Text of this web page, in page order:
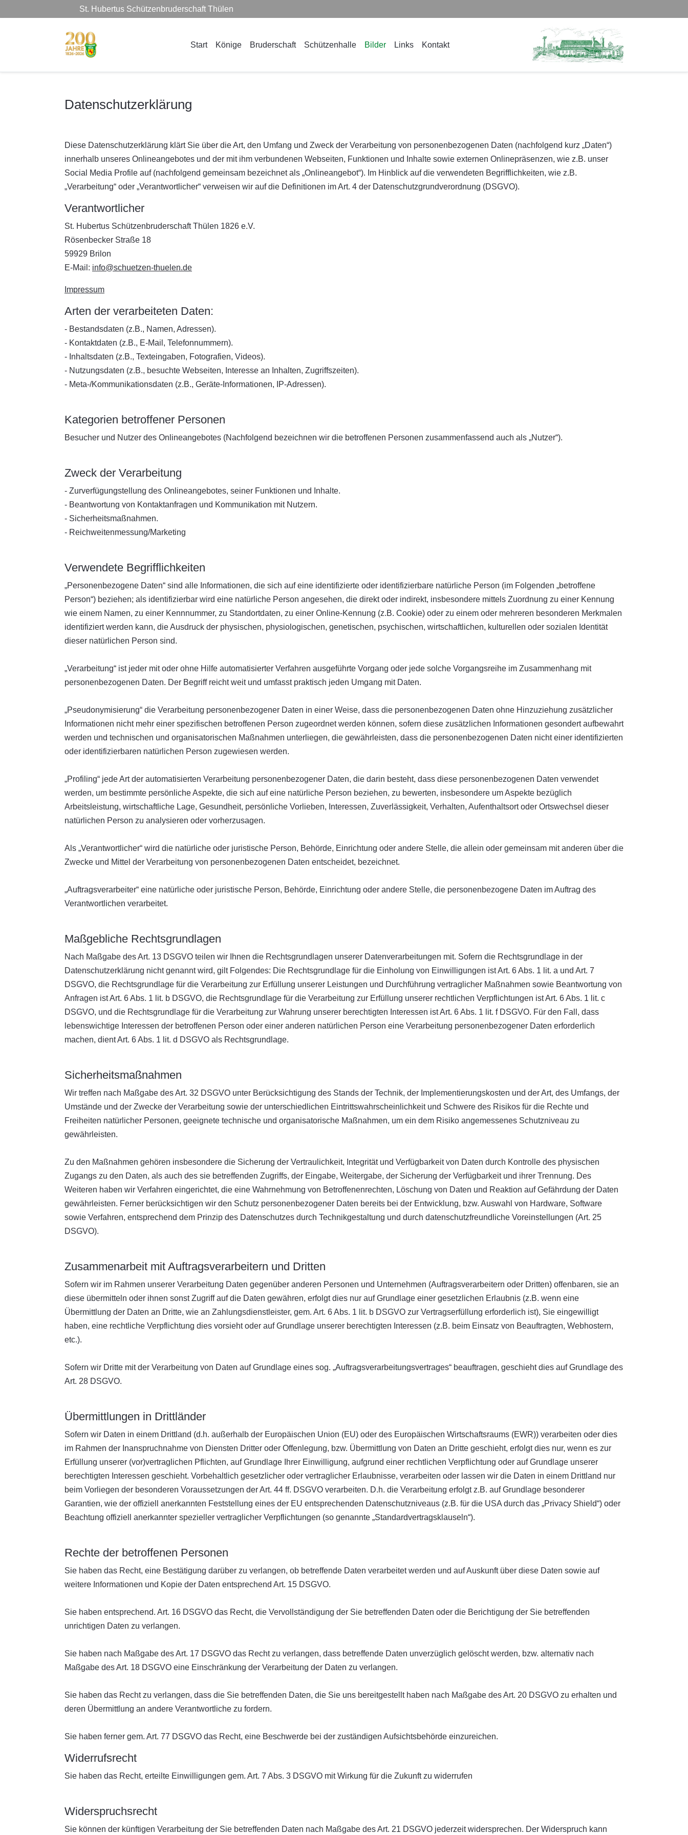
St. Hubertus Schützenbruderschaft Thülen
Start Könige Bruderschaft Schützenhalle Bilder Links Kontakt
Datenschutzerklärung
Diese Datenschutzerklärung klärt Sie über die Art, den Umfang und Zweck der Verarbeitung von personenbezogenen Daten (nachfolgend kurz „Daten“)
innerhalb unseres Onlineangebotes und der mit ihm verbundenen Webseiten, Funktionen und Inhalte sowie externen Onlinepräsenzen, wie z.B. unser
Social Media Profile auf (nachfolgend gemeinsam bezeichnet als „Onlineangebot“). Im Hinblick auf die verwendeten Begrifflichkeiten, wie z.B.
„Verarbeitung“ oder „Verantwortlicher“ verweisen wir auf die Definitionen im Art. 4 der Datenschutzgrundverordnung (DSGVO).
Verantwortlicher
St. Hubertus Schützenbruderschaft Thülen 1826 e.V.
Rösenbecker Straße 18
59929 Brilon
E-Mail: info@schuetzen-thuelen.de
Impressum
Arten der verarbeiteten Daten:
- Bestandsdaten (z.B., Namen, Adressen).
- Kontaktdaten (z.B., E-Mail, Telefonnummern).
- Inhaltsdaten (z.B., Texteingaben, Fotografien, Videos).
- Nutzungsdaten (z.B., besuchte Webseiten, Interesse an Inhalten, Zugriffszeiten).
- Meta-/Kommunikationsdaten (z.B., Geräte-Informationen, IP-Adressen).
Kategorien betroffener Personen
Besucher und Nutzer des Onlineangebotes (Nachfolgend bezeichnen wir die betroffenen Personen zusammenfassend auch als „Nutzer“).
Zweck der Verarbeitung
- Zurverfügungstellung des Onlineangebotes, seiner Funktionen und Inhalte.
- Beantwortung von Kontaktanfragen und Kommunikation mit Nutzern.
- Sicherheitsmaßnahmen.
- Reichweitenmessung/Marketing
Verwendete Begrifflichkeiten
„Personenbezogene Daten“ sind alle Informationen, die sich auf eine identifizierte oder identifizierbare natürliche Person (im Folgenden „betroffene
Person“) beziehen; als identifizierbar wird eine natürliche Person angesehen, die direkt oder indirekt, insbesondere mittels Zuordnung zu einer Kennung
wie einem Namen, zu einer Kennnummer, zu Standortdaten, zu einer Online-Kennung (z.B. Cookie) oder zu einem oder mehreren besonderen Merkmalen
identifiziert werden kann, die Ausdruck der physischen, physiologischen, genetischen, psychischen, wirtschaftlichen, kulturellen oder sozialen Identität
dieser natürlichen Person sind.
„Verarbeitung“ ist jeder mit oder ohne Hilfe automatisierter Verfahren ausgeführte Vorgang oder jede solche Vorgangsreihe im Zusammenhang mit
personenbezogenen Daten. Der Begriff reicht weit und umfasst praktisch jeden Umgang mit Daten.
„Pseudonymisierung“ die Verarbeitung personenbezogener Daten in einer Weise, dass die personenbezogenen Daten ohne Hinzuziehung zusätzlicher
Informationen nicht mehr einer spezifischen betroffenen Person zugeordnet werden können, sofern diese zusätzlichen Informationen gesondert aufbewahrt
werden und technischen und organisatorischen Maßnahmen unterliegen, die gewährleisten, dass die personenbezogenen Daten nicht einer identifizierten
oder identifizierbaren natürlichen Person zugewiesen werden.
„Profiling“ jede Art der automatisierten Verarbeitung personenbezogener Daten, die darin besteht, dass diese personenbezogenen Daten verwendet
werden, um bestimmte persönliche Aspekte, die sich auf eine natürliche Person beziehen, zu bewerten, insbesondere um Aspekte bezüglich
Arbeitsleistung, wirtschaftliche Lage, Gesundheit, persönliche Vorlieben, Interessen, Zuverlässigkeit, Verhalten, Aufenthaltsort oder Ortswechsel dieser
natürlichen Person zu analysieren oder vorherzusagen.
Als „Verantwortlicher“ wird die natürliche oder juristische Person, Behörde, Einrichtung oder andere Stelle, die allein oder gemeinsam mit anderen über die
Zwecke und Mittel der Verarbeitung von personenbezogenen Daten entscheidet, bezeichnet.
„Auftragsverarbeiter“ eine natürliche oder juristische Person, Behörde, Einrichtung oder andere Stelle, die personenbezogene Daten im Auftrag des
Verantwortlichen verarbeitet.
Maßgebliche Rechtsgrundlagen
Nach Maßgabe des Art. 13 DSGVO teilen wir Ihnen die Rechtsgrundlagen unserer Datenverarbeitungen mit. Sofern die Rechtsgrundlage in der
Datenschutzerklärung nicht genannt wird, gilt Folgendes: Die Rechtsgrundlage für die Einholung von Einwilligungen ist Art. 6 Abs. 1 lit. a und Art. 7
DSGVO, die Rechtsgrundlage für die Verarbeitung zur Erfüllung unserer Leistungen und Durchführung vertraglicher Maßnahmen sowie Beantwortung von
Anfragen ist Art. 6 Abs. 1 lit. b DSGVO, die Rechtsgrundlage für die Verarbeitung zur Erfüllung unserer rechtlichen Verpflichtungen ist Art. 6 Abs. 1 lit. c
DSGVO, und die Rechtsgrundlage für die Verarbeitung zur Wahrung unserer berechtigten Interessen ist Art. 6 Abs. 1 lit. f DSGVO. Für den Fall, dass
lebenswichtige Interessen der betroffenen Person oder einer anderen natürlichen Person eine Verarbeitung personenbezogener Daten erforderlich
machen, dient Art. 6 Abs. 1 lit. d DSGVO als Rechtsgrundlage.
Sicherheitsmaßnahmen
Wir treffen nach Maßgabe des Art. 32 DSGVO unter Berücksichtigung des Stands der Technik, der Implementierungskosten und der Art, des Umfangs, der
Umstände und der Zwecke der Verarbeitung sowie der unterschiedlichen Eintrittswahrscheinlichkeit und Schwere des Risikos für die Rechte und
Freiheiten natürlicher Personen, geeignete technische und organisatorische Maßnahmen, um ein dem Risiko angemessenes Schutzniveau zu
gewährleisten.
Zu den Maßnahmen gehören insbesondere die Sicherung der Vertraulichkeit, Integrität und Verfügbarkeit von Daten durch Kontrolle des physischen
Zugangs zu den Daten, als auch des sie betreffenden Zugriffs, der Eingabe, Weitergabe, der Sicherung der Verfügbarkeit und ihrer Trennung. Des
Weiteren haben wir Verfahren eingerichtet, die eine Wahrnehmung von Betroffenenrechten, Löschung von Daten und Reaktion auf Gefährdung der Daten
gewährleisten. Ferner berücksichtigen wir den Schutz personenbezogener Daten bereits bei der Entwicklung, bzw. Auswahl von Hardware, Software
sowie Verfahren, entsprechend dem Prinzip des Datenschutzes durch Technikgestaltung und durch datenschutzfreundliche Voreinstellungen (Art. 25
DSGVO).
Zusammenarbeit mit Auftragsverarbeitern und Dritten
Sofern wir im Rahmen unserer Verarbeitung Daten gegenüber anderen Personen und Unternehmen (Auftragsverarbeitern oder Dritten) offenbaren, sie an
diese übermitteln oder ihnen sonst Zugriff auf die Daten gewähren, erfolgt dies nur auf Grundlage einer gesetzlichen Erlaubnis (z.B. wenn eine
Übermittlung der Daten an Dritte, wie an Zahlungsdienstleister, gem. Art. 6 Abs. 1 lit. b DSGVO zur Vertragserfüllung erforderlich ist), Sie eingewilligt
haben, eine rechtliche Verpflichtung dies vorsieht oder auf Grundlage unserer berechtigten Interessen (z.B. beim Einsatz von Beauftragten, Webhostern,
etc.).
Sofern wir Dritte mit der Verarbeitung von Daten auf Grundlage eines sog. „Auftragsverarbeitungsvertrages“ beauftragen, geschieht dies auf Grundlage des
Art. 28 DSGVO.
Übermittlungen in Drittländer
Sofern wir Daten in einem Drittland (d.h. außerhalb der Europäischen Union (EU) oder des Europäischen Wirtschaftsraums (EWR)) verarbeiten oder dies
im Rahmen der Inanspruchnahme von Diensten Dritter oder Offenlegung, bzw. Übermittlung von Daten an Dritte geschieht, erfolgt dies nur, wenn es zur
Erfüllung unserer (vor)vertraglichen Pflichten, auf Grundlage Ihrer Einwilligung, aufgrund einer rechtlichen Verpflichtung oder auf Grundlage unserer
berechtigten Interessen geschieht. Vorbehaltlich gesetzlicher oder vertraglicher Erlaubnisse, verarbeiten oder lassen wir die Daten in einem Drittland nur
beim Vorliegen der besonderen Voraussetzungen der Art. 44 ff. DSGVO verarbeiten. D.h. die Verarbeitung erfolgt z.B. auf Grundlage besonderer
Garantien, wie der offiziell anerkannten Feststellung eines der EU entsprechenden Datenschutzniveaus (z.B. für die USA durch das „Privacy Shield“) oder
Beachtung offiziell anerkannter spezieller vertraglicher Verpflichtungen (so genannte „Standardvertragsklauseln“).
Rechte der betroffenen Personen
Sie haben das Recht, eine Bestätigung darüber zu verlangen, ob betreffende Daten verarbeitet werden und auf Auskunft über diese Daten sowie auf
weitere Informationen und Kopie der Daten entsprechend Art. 15 DSGVO.
Sie haben entsprechend. Art. 16 DSGVO das Recht, die Vervollständigung der Sie betreffenden Daten oder die Berichtigung der Sie betreffenden
unrichtigen Daten zu verlangen.
Sie haben nach Maßgabe des Art. 17 DSGVO das Recht zu verlangen, dass betreffende Daten unverzüglich gelöscht werden, bzw. alternativ nach
Maßgabe des Art. 18 DSGVO eine Einschränkung der Verarbeitung der Daten zu verlangen.
Sie haben das Recht zu verlangen, dass die Sie betreffenden Daten, die Sie uns bereitgestellt haben nach Maßgabe des Art. 20 DSGVO zu erhalten und
deren Übermittlung an andere Verantwortliche zu fordern.
Sie haben ferner gem. Art. 77 DSGVO das Recht, eine Beschwerde bei der zuständigen Aufsichtsbehörde einzureichen.
Widerrufsrecht
Sie haben das Recht, erteilte Einwilligungen gem. Art. 7 Abs. 3 DSGVO mit Wirkung für die Zukunft zu widerrufen
Widerspruchsrecht
Sie können der künftigen Verarbeitung der Sie betreffenden Daten nach Maßgabe des Art. 21 DSGVO jederzeit widersprechen. Der Widerspruch kann